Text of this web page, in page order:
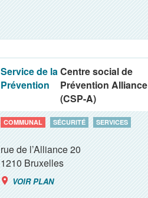
Service de la
Prévention
Centre social de
Prévention Alliance
(CSP-A)
COMMUNAL SÉCURITÉ SERVICES
rue de l’Alliance 20
1210Bruxelles
VOIR PLAN